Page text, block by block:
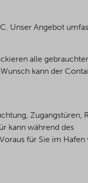
Unser Angebot
alle
kann der
Zugangstüren,
kann während des
für Sie im Hafen